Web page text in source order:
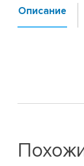
Описание